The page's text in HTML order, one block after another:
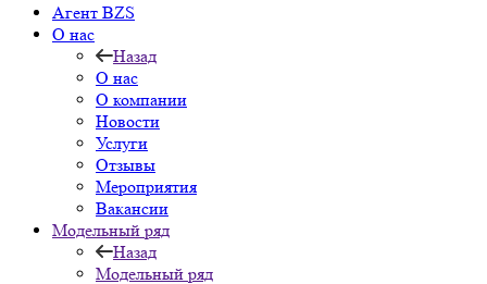
Агент BZS
О нас
Назад
О нас
О компании
Новости
Услуги
Отзывы
Мероприятия
Вакансии
Модельный ряд
Назад
Модельный ряд